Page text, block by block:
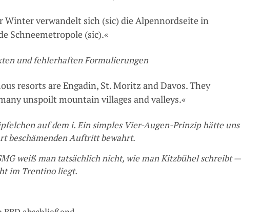
Winter verwandelt sich (sic) die Alpennordseite in
Schneemetropole (sic).«
und fehlerhaften Formulierungen
resorts are Engadin, St. Moritz and Davos. They
unspoilt mountain villages and valleys.«
auf dem i. Ein simples Vier-Augen-Prinzip hätte uns
beschämenden Auftritt bewahrt.
weiß man tatsächlich nicht, wie man Kitzbühel schreibt —
im Trentino liegt.